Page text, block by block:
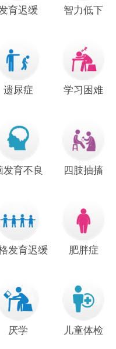
育迟缓 智力低下
遗尿症 学习困难
发育不良 四肢抽搐
发育迟缓 肥胖症
厌学 儿童体检